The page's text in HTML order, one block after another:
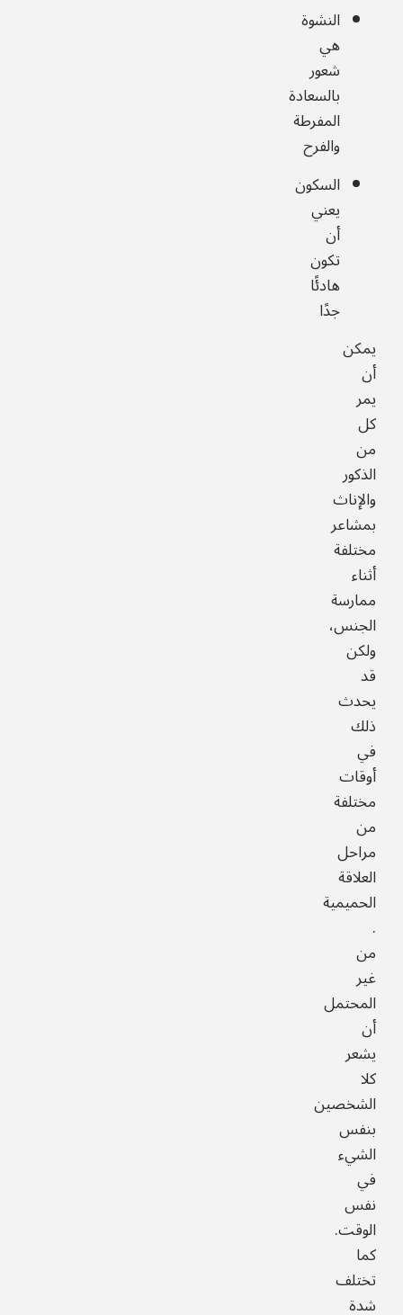
النشوة
هي
شعور
بالسعادة
المفرطة
والفرح
السكون
يعني
أن
تكون
هادئًا
جدًا
يمكن
أن
يمر
كل
من
الذكور
والإناث
بمشاعر
مختلفة
أثناء
ممارسة
الجنس،
ولكن
قد
يحدث
ذلك
في
أوقات
مختلفة
من
مراحل
العلاقة
الحميمية
.
من
غير
المحتمل
أن
يشعر
كلا
الشخصين
بنفس
الشيء
في
نفس
الوقت.
كما
تختلف
شدة